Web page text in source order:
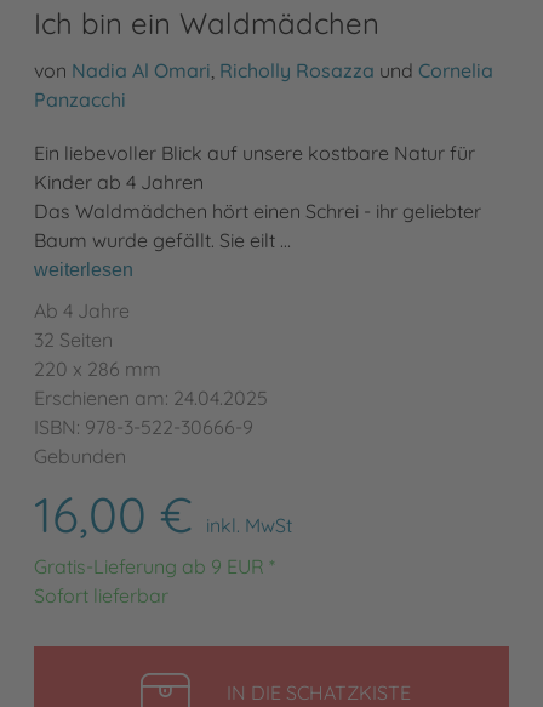
Ich bin ein Waldmädchen
von Nadia Al Omari Richolly Rosazza und Cornelia
Panzacchi
Ein liebevoller Blick auf unsere kostbare Natur für
Kinder ab 4 Jahren
Das Waldmädchen hört einen Schrei - ihr geliebter
Baum wurde gefällt. Sie eilt …
weiterlesen
Ab 4 Jahre
32 Seiten
220 x 286 mm
Erschienen am: 24.04.2025
ISBN: 978-3-522-30666-9
Gebunden
16,00 €
inkl. MwSt
Gratis-Lieferung ab 9 EUR *
Sofort lieferbar
IN DIE SCHATZKISTELEGEN